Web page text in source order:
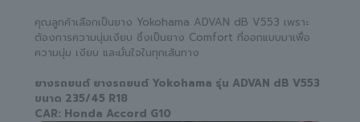
คุณลูกค้าเลือกเป็นยาง Yokohama ADVAN dB V553 เพราะ
ต้องการความนุ่มเงียบ ซึ่งเป็นยาง Comfort ที่ออกแบบมาเพื่อ
ความนุ่ม เงียบ และมั่นใจในทุกเส้นทาง
ยางรถยนต์ ยางรถยนต์ Yokohama รุ่น ADVAN dB V553
ขนาด 235/45 R18
CAR: Honda Accord G10